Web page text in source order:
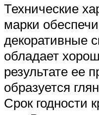
Технические
марки
декоративные
обладает
результате ее
образуется
Срок годности